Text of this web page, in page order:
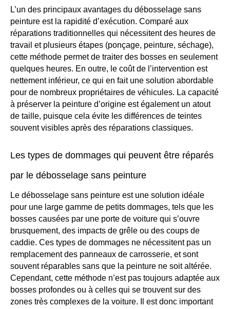
L’un des principaux avantages du débosselage sans
peinture est la rapidité d’exécution. Comparé aux
réparations traditionnelles qui nécessitent des heures de
travail et plusieurs étapes (ponçage, peinture, séchage),
cette méthode permet de traiter des bosses en seulement
quelques heures. En outre, le coût de l’intervention est
nettement inférieur, ce qui en fait une solution abordable
pour de nombreux propriétaires de véhicules. La capacité
à préserver la peinture d’origine est également un atout
de taille, puisque cela évite les différences de teintes
souvent visibles après des réparations classiques.
Les types de dommages qui peuvent être réparés
par le débosselage sans peinture
Le débosselage sans peinture est une solution idéale
pour une large gamme de petits dommages, tels que les
bosses causées par une porte de voiture qui s’ouvre
brusquement, des impacts de grêle ou des coups de
caddie. Ces types de dommages ne nécessitent pas un
remplacement des panneaux de carrosserie, et sont
souvent réparables sans que la peinture ne soit altérée.
Cependant, cette méthode n’est pas toujours adaptée aux
bosses profondes ou à celles qui se trouvent sur des
zones très complexes de la voiture. Il est donc important